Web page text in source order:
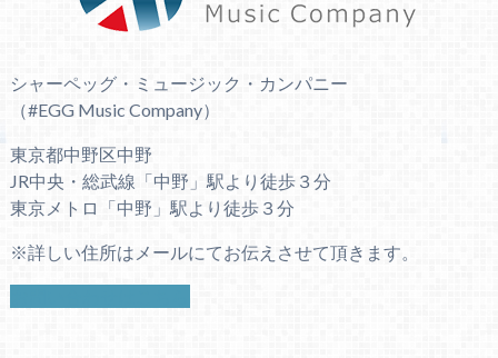
シャーペッグ・ミュージック・カンパニー
（#EGG Music Company）
東京都中野区中野
JR中央・総武線「中野」駅より徒歩３分
東京メトロ「中野」駅より徒歩３分
※詳しい住所はメールにてお伝えさせて頂きます。